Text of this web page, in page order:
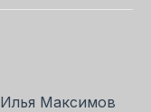
Максимов